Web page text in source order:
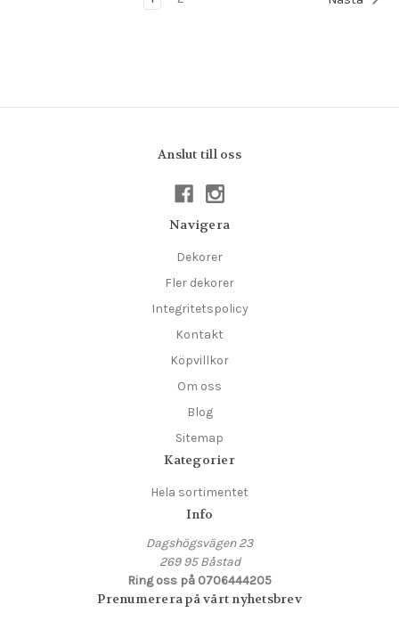
Anslut till oss
Navigera
Dekorer
Fler dekorer
Integritetspolicy
Kontakt
Köpvillkor
Om oss
Blog
Sitemap
Kategorier
Hela sortimentet
Info
Dagshögsvägen 23
269 95 Båstad
Ring oss på 0706444205
Prenumerera på vårt nyhetsbrev